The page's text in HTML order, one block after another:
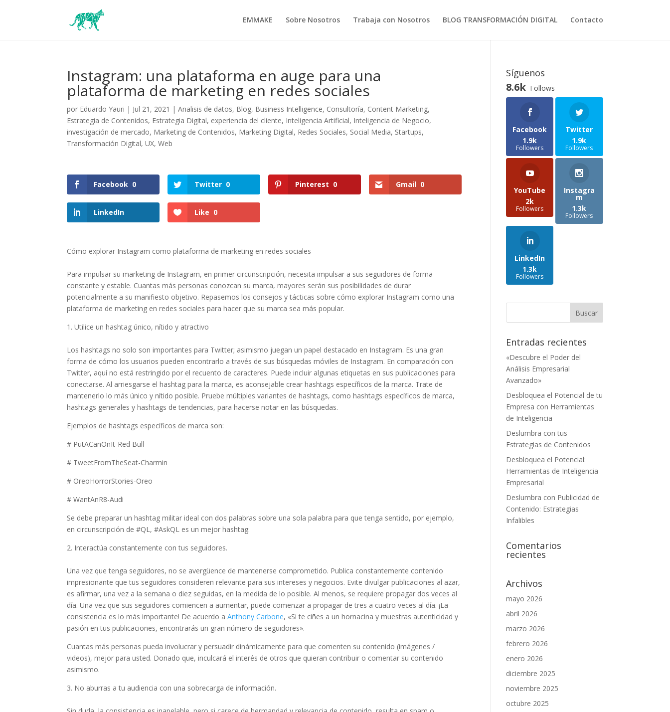
EMMAKE Sobre Nosotros Trabaja con Nosotros BLOG TRANSFORMACIÓN DIGITAL Contacto
Instagram: una plataforma en auge para una
plataforma de marketing en redes sociales
por Eduardo Yauri | Jul 21, 2021 |Analisis de datos, Blog, Business Intelligence, Consultoría, Content Marketing,
Estrategia de Contenidos, Estrategia Digital, experiencia del cliente, Inteligencia Artificial, Inteligencia de Negocio,
investigación de mercado, Marketing de Contenidos, Marketing Digital, Redes Sociales, Social Media, Startups,
Transformación Digital,UX,Web
Facebook 0 Twitter 0 Pinterest 0 Gmail 0
LinkedIn Like 0
Cómo explorar Instagram como plataforma de marketing en redes sociales
Para impulsar su marketing de Instagram, en primer circunscripción, necesita impulsar a sus seguidores de forma
constante y estable. Cuantas más personas conozcan su marca, mayores serán sus posibilidades de durar
potencialmente a su manifiesto objetivo. Repasemos los consejos y tácticas sobre cómo explorar Instagram como una
plataforma de marketing en redes sociales para hacer que su marca sea más popular.
1. Utilice un hashtag único, nítido y atractivo
Los hashtags no solo son importantes para Twitter; asimismo juegan un papel destacado en Instagram. Es una gran
forma de cómo los usuarios pueden encontrarlo a través de sus búsquedas móviles de Instagram. En comparación con
Twitter, aquí no está restringido por el recuento de caracteres. Puede incluir algunas etiquetas en sus publicaciones para
conectarse. Al arriesgarse el hashtag para la marca, es aconsejable crear hashtags específicos de la marca. Trate de
mantenerlo lo más único y nítido posible. Pruebe múltiples variantes de hashtags, como hashtags específicos de marca,
hashtags generales y hashtags de tendencias, para hacerse notar en las búsquedas.
Ejemplos de hashtags específicos de marca son:
# PutACanOnIt-Red Bull
# TweetFromTheSeat-Charmin
# OreoHorrorStories-Oreo
# WantAnR8-Audi
Se debe preparar un hashtag militar ideal con dos palabras sobre una sola palabra para que tenga sentido, por ejemplo,
en circunscripción de #QL, #AskQL es un mejor hashtag.
2. Interactúa constantemente con tus seguidores.
Una vez que tenga seguidores, no se avergüence de mantenerse comprometido. Publica constantemente contenido
impresionante que tus seguidores consideren relevante para sus intereses y negocios. Evite divulgar publicaciones al azar,
es afirmar, una vez a la semana o diez seguidas, en la medida de lo posible. Al menos, se requiere propagar dos veces al
día. Una vez que sus seguidores comiencen a aumentar, puede comenzar a propagar de tres a cuatro veces al día. ¡La
consistencia es lo más importante! De acuerdo aAnthony Carbone, «Si te ciñes a un hornacina y muestras autenticidad y
pasión en tus publicaciones, encontrarás un gran número de seguidores».
Cuantas más personas pueda involucrar y persuadir dinámicamente para que comenten su contenido (imágenes /
videos), mejor para usted. Donado que, inculcará el interés de otros que quieran contribuir o comentar su contenido
asimismo.
3. No aburras a tu audiencia con una sobrecarga de información.
Síguenos
8.6k Follows
Facebook
1.9k
Followers
Twitter
1.9k
Followers
YouTube
2k
Followers
Instagra
m
1.3k
Followers
LinkedIn
1.3k
Followers
Entradas recientes
«Descubre el Poder del
Análisis Empresarial
Avanzado»
Desbloquea el Potencial de tu
Empresa con Herramientas
de Inteligencia
Deslumbra con tus
Estrategias de Contenidos
Desbloquea el Potencial:
Herramientas de Inteligencia
Empresarial
Deslumbra con Publicidad de
Contenido: Estrategias
Infalibles
Comentarios
recientes
Archivos
mayo 2026
abril 2026
marzo 2026
febrero 2026
enero 2026
diciembre 2025
noviembre 2025
octubre 2025